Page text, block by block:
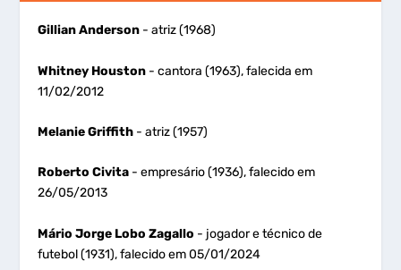
Gillian Anderson - atriz (1968)
Whitney Houston - cantora (1963), falecida em
11/02/2012
Melanie Griffith - atriz (1957)
Roberto Civita - empresário (1936), falecido em
26/05/2013
Mário Jorge Lobo Zagallo - jogador e técnico de
futebol (1931), falecido em 05/01/2024